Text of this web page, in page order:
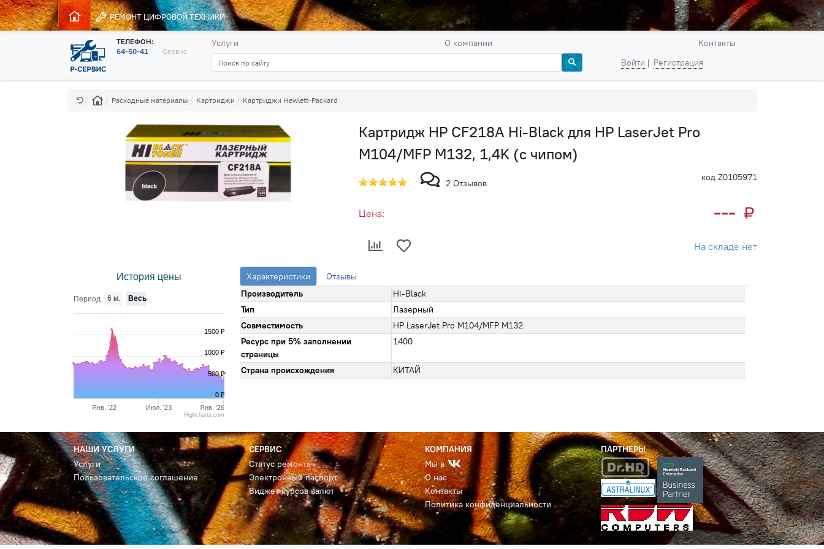
РЕМОНТЦИФРОВОЙ ТЕХНИКИ
ТЕЛЕФОН:
64-50-41
Сервис
Услуги О компании
Контакты
Войти
Регистрация
Расходные материалы Картриджи Картриджи Hewlett-Packard
Картридж HP CF218A Hi-Black для HP LaserJet Pro
M104/MFP M132, 1,4K (с чипом)
код Z0105971
2 Отзывов
Цена: ---
На складе нет
История цены
Янв. '22 Июл. '23 Янв. '26
0 ₽
500 ₽
1000 ₽
1500 ₽
Период 6 м. Весь
Highcharts.com
Характеристики
Отзывы
Производитель
Hi-Black
Тип
Лазерный
Совместимость
HP LaserJet Pro M104/MFP M132
Ресурс при 5% заполнении
страницы
1400
Страна происхождения КИТАЙ
НАШИ УСЛУГИ
Услуги
Пользовательское соглашение
СЕРВИС
Статус ремонта
Электронный паспорт
Виджет курсов валют
КОМПАНИЯ
Мы в
О нас
Контакты
Политика конфиденциальности
ПАРТНЕРЫ